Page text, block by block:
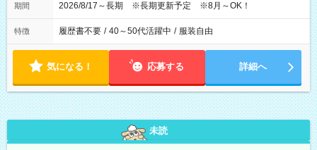
期間 2026/8/17～長期 ※長期更新予定 ※8月～OK！
特徴 履歴書不要 / 40～50代活躍中 / 服装自由
気になる！ 応募する 詳細へ
未読